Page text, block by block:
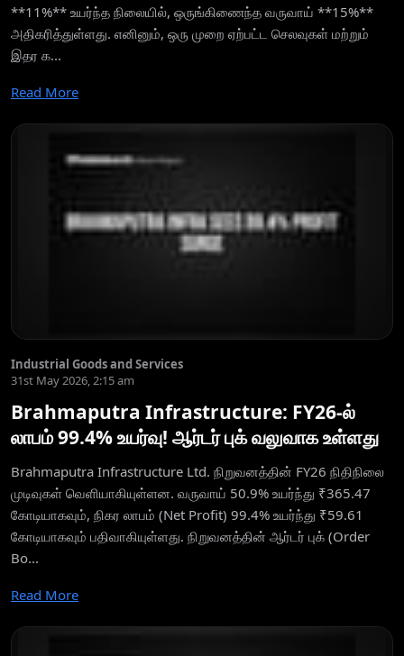
**11%** உயர்ந்த நிலையில், ஒருங்கிணைந்த வருவாய் **15%**
அதிகரித்துள்ளது. எனினும், ஒரு முறை ஏற்பட்ட செலவுகள் மற்றும்
இதர க...
Read More
Industrial Goods and Services
31st May 2026, 2:15 am
Brahmaputra Infrastructure: FY26-ல்
லாபம் 99.4% உயர்வு! ஆர்டர் புக் வலுவாக உள்ளது
Brahmaputra Infrastructure Ltd. நிறுவனத்தின் FY26 நிதிநிலை
முடிவுகள் வெளியாகியுள்ளன. வருவாய் 50.9% உயர்ந்து ₹365.47
கோடியாகவும், நிகர லாபம் (Net Profit) 99.4% உயர்ந்து ₹59.61
கோடியாகவும் பதிவாகியுள்ளது. நிறுவனத்தின் ஆர்டர் புக் (Order
Bo...
Read More